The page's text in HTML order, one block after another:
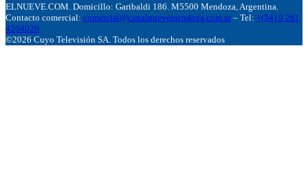
ELNUEVE.COM. Domicillo: Garibaldi 186. M5500 Mendoza, Argentina.
Contacto comercial: comercial@canalnuevemendoza.com.ar – Tel: +(54) 9 261
4204020
©2026 Cuyo Televisión SA. Todos los derechos reservados